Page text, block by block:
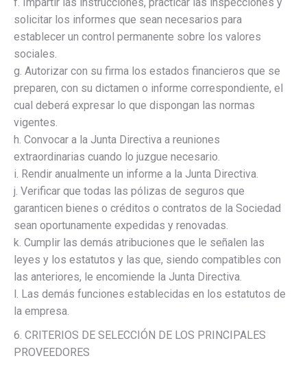
solicitar los informes que sean necesarios para
establecer un control permanente sobre los valores
sociales.
g. Autorizar con su firma los estados financieros que se
preparen, con su dictamen o informe correspondiente, el
cual deberá expresar lo que dispongan las normas
vigentes.
h. Convocar a la Junta Directiva a reuniones
extraordinarias cuando lo juzgue necesario.
i. Rendir anualmente un informe a la Junta Directiva.
j. Verificar que todas las pólizas de seguros que
garanticen bienes o créditos o contratos de la Sociedad
sean oportunamente expedidas y renovadas.
k. Cumplir las demás atribuciones que le señalen las
leyes y los estatutos y las que, siendo compatibles con
las anteriores, le encomiende la Junta Directiva.
l. Las demás funciones establecidas en los estatutos de
la empresa.
6. CRITERIOS DE SELECCIÓN DE LOS PRINCIPALES
PROVEEDORES